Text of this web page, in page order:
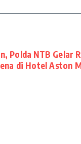
Polda NTB Gelar
di Hotel Aston